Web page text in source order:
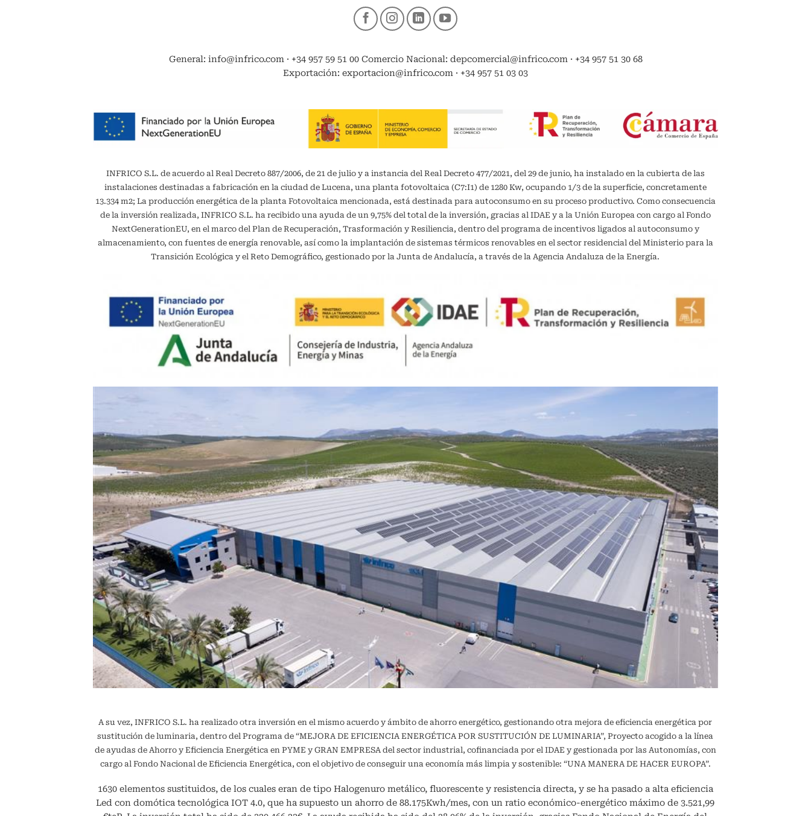
General: info@infrico.com · +34 957 59 51 00 Comercio Nacional: depcomercial@infrico.com · +34 957 51 30 68
Exportación: exportacion@infrico.com · +34 957 51 03 03
INFRICO S.L. de acuerdo al Real Decreto 887/2006, de 21 de julio y a instancia del Real Decreto 477/2021, del 29 de junio, ha instalado en la cubierta de las
instalaciones destinadas a fabricación en la ciudad de Lucena, una planta fotovoltaica (C7:I1) de 1280 Kw, ocupando 1/3 de la superficie, concretamente
13.334 m2; La producción energética de la planta Fotovoltaica mencionada, está destinada para autoconsumo en su proceso productivo. Como consecuencia
de la inversión realizada, INFRICO S.L. ha recibido una ayuda de un 9,75% del total de la inversión, gracias al IDAE y a la Unión Europea con cargo al Fondo
NextGenerationEU, en el marco del Plan de Recuperación, Trasformación y Resiliencia, dentro del programa de incentivos ligados al autoconsumo y
almacenamiento, con fuentes de energía renovable, así como la implantación de sistemas térmicos renovables en el sector residencial del Ministerio para la
Transición Ecológica y el Reto Demográfico, gestionado por la Junta de Andalucía, a través de la Agencia Andaluza de la Energía.
A su vez, INFRICO S.L. ha realizado otra inversión en el mismo acuerdo y ámbito de ahorro energético, gestionando otra mejora de eficiencia energética por
sustitución de luminaria, dentro del Programa de “MEJORA DE EFICIENCIA ENERGÉTICA POR SUSTITUCIÓN DE LUMINARIA”, Proyecto acogido a la línea
de ayudas de Ahorro y Eficiencia Energética en PYME y GRAN EMPRESA del sector industrial, cofinanciada por el IDAE y gestionada por las Autonomías, con
cargo al Fondo Nacional de Eficiencia Energética, con el objetivo de conseguir una economía más limpia y sostenible: “UNA MANERA DE HACER EUROPA”.
1630 elementos sustituidos, de los cuales eran de tipo Halogenuro metálico, fluorescente y resistencia directa, y se ha pasado a alta eficiencia
Led con domótica tecnológica IOT 4.0, que ha supuesto un ahorro de 88.175Kwh/mes, con un ratio económico-energético máximo de 3.521,99